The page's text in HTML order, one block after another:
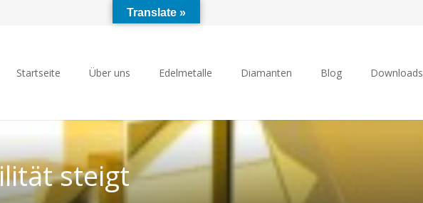
Startseite Über uns Edelmetalle Diamanten Blog Downloads
steigt
Translate »